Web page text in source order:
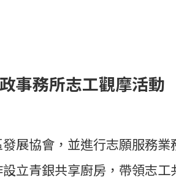
事務所志工觀摩活動
展協會，並進行志願服務
立青銀共享廚房，帶領志